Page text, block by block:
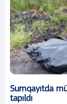
Sumqayıtda
tapıldı